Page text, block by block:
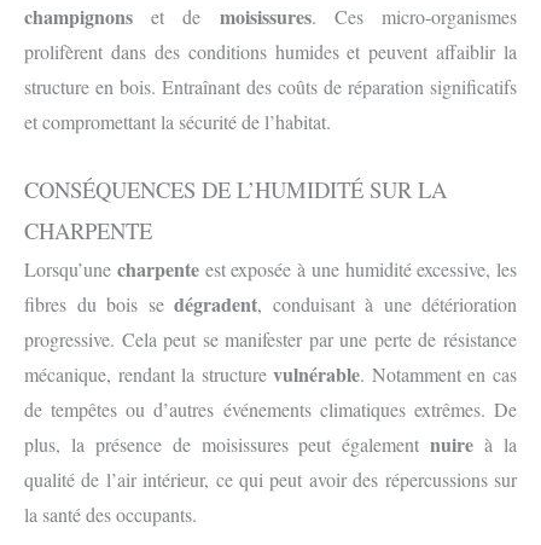
champignons et de moisissures. Ces micro-organismes
prolifèrent dans des conditions humides et peuvent affaiblir la
structure en bois. Entraînant des coûts de réparation significatifs
et compromettant la sécurité de l’habitat.
CONSÉQUENCES DE L’HUMIDITÉ SUR LA
CHARPENTE
Lorsqu’une charpenteest exposée à une humidité excessive, les
fibres du bois sedégradent, conduisant à une détérioration
progressive. Cela peut se manifester par une perte de résistance
mécanique, rendant la structurevulnérable. Notamment en cas
de tempêtes ou d’autres événements climatiques extrêmes. De
plus, la présence de moisissures peut égalementnuire à la
qualité de l’air intérieur, ce qui peut avoir des répercussions sur
la santé des occupants.